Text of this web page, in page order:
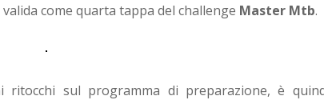
come quarta tappa del challenge Master Mtb.
sul programma di preparazione, è